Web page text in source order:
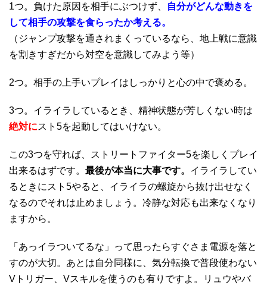
1つ。負けた原因を相手にぶつけず、
自分がどんな動きを
して相手の攻撃を食らったか考える。
（ジャンプ攻撃を通されまくっているなら、地上戦に意識
を割きすぎだから対空を意識してみよう等）
2つ。相手の上手いプレイはしっかりと心の中で褒める。
3つ。イライラしているとき、精神状態が芳しくない時は
絶対にスト5を起動してはいけない。
この3つを守れば、ストリートファイター5を楽しくプレイ
出来るはずです。 最後が本当に大事です。 イライラしてい
るときにスト5やると、イライラの螺旋から抜け出せなく
なるのでそれは止めましょう。冷静な対応も出来なくなり
ますから。
「あっイラついてるな」って思ったらすぐさま電源を落と
すのが大切。あとは自分同様に、気分転換で普段使わない
Vトリガー、Vスキルを使うのも有りですよ。リュウやバ